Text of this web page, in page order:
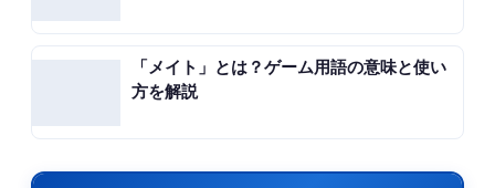
「メイト」とは？ゲーム用語の意味と使い
方を解説